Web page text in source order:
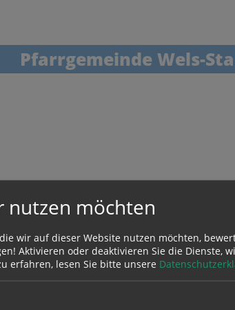
Pfarrgemeinde Wels-
nutzen möchten
wir auf dieser Website nutzen möchten,
Aktivieren oder deaktivieren Sie die Dienste,
erfahren, lesen Sie bitte unsere